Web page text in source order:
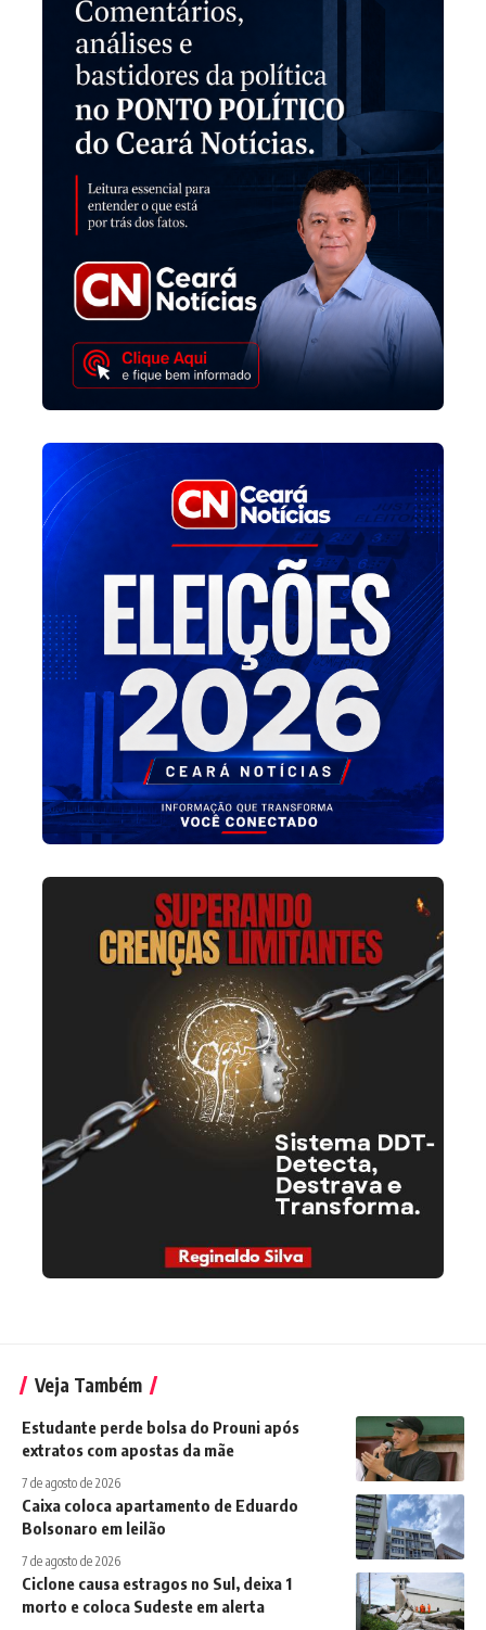
Veja Também
Estudante perde bolsa do Prouni após
extratos com apostas da mãe
7 de agosto de 2026
Caixa coloca apartamento de Eduardo
Bolsonaro em leilão
7 de agosto de 2026
Ciclone causa estragos no Sul, deixa 1
morto e coloca Sudeste em alerta